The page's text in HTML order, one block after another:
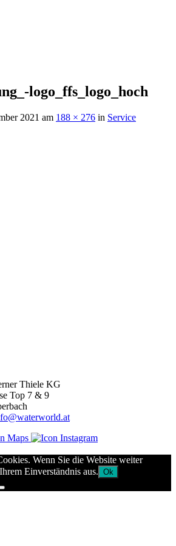
logo_ffs_logo_hoch
2021 am 188 × 276 in Service
Thiele KG
Top 7 & 9
Wenn Sie die Website weiter
Einverständnis aus. Ok